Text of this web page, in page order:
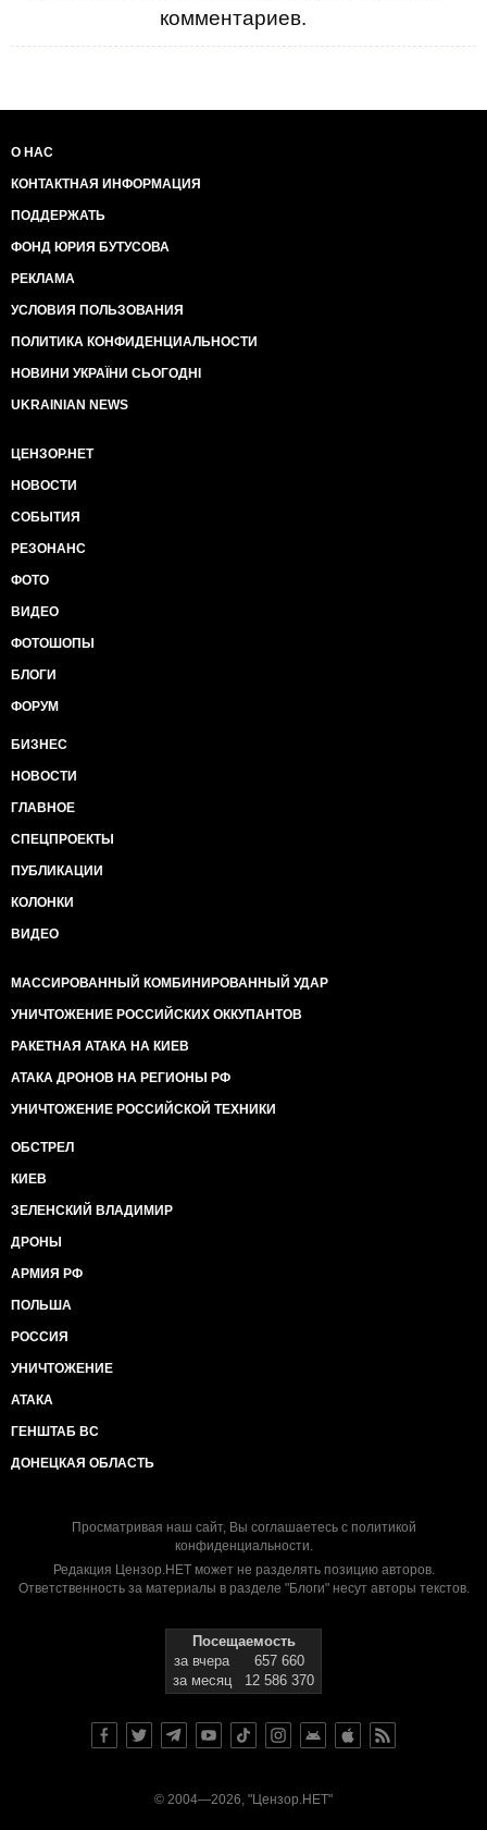
комментариев.
О НАС
КОНТАКТНАЯ ИНФОРМАЦИЯ
ПОДДЕРЖАТЬ
ФОНД ЮРИЯ БУТУСОВА
РЕКЛАМА
УСЛОВИЯ ПОЛЬЗОВАНИЯ
ПОЛИТИКА КОНФИДЕНЦИАЛЬНОСТИ
НОВИНИ УКРАЇНИ СЬОГОДНІ
UKRAINIAN NEWS
ЦЕНЗОР.НЕТ
НОВОСТИ
СОБЫТИЯ
РЕЗОНАНС
ФОТО
ВИДЕО
ФОТОШОПЫ
БЛОГИ
ФОРУМ
БИЗНЕС
НОВОСТИ
ГЛАВНОЕ
СПЕЦПРОЕКТЫ
ПУБЛИКАЦИИ
КОЛОНКИ
ВИДЕО
МАССИРОВАННЫЙ КОМБИНИРОВАННЫЙ УДАР
УНИЧТОЖЕНИЕ РОССИЙСКИХ ОККУПАНТОВ
РАКЕТНАЯ АТАКА НА КИЕВ
АТАКА ДРОНОВ НА РЕГИОНЫ РФ
УНИЧТОЖЕНИЕ РОССИЙСКОЙ ТЕХНИКИ
ОБСТРЕЛ
КИЕВ
ЗЕЛЕНСКИЙ ВЛАДИМИР
ДРОНЫ
АРМИЯ РФ
ПОЛЬША
РОССИЯ
УНИЧТОЖЕНИЕ
АТАКА
ГЕНШТАБ ВС
ДОНЕЦКАЯ ОБЛАСТЬ
Просматривая наш сайт, Вы соглашаетесь с политикой
конфиденциальности.
Редакция Цензор.НЕТ может не разделять позицию авторов.
Ответственность за материалы в разделе "Блоги" несут авторы текстов.
Посещаемость
за вчера
657 660
за месяц
12 586 370
© 2004—2026, "Цензор.НЕТ"